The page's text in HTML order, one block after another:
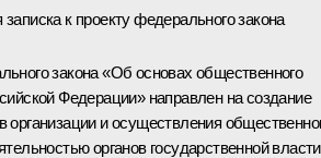
к проекту федерального закона
закона «Об основах общественного
Федерации» направлен на создание
организации и осуществления
органов государственной